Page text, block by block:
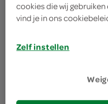
waar doe
jouw buurt. Het
cookies die wij gebruiken
vind je in ons
Zelf instellen